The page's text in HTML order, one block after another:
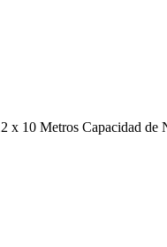
x 10 Metros Capacidad de